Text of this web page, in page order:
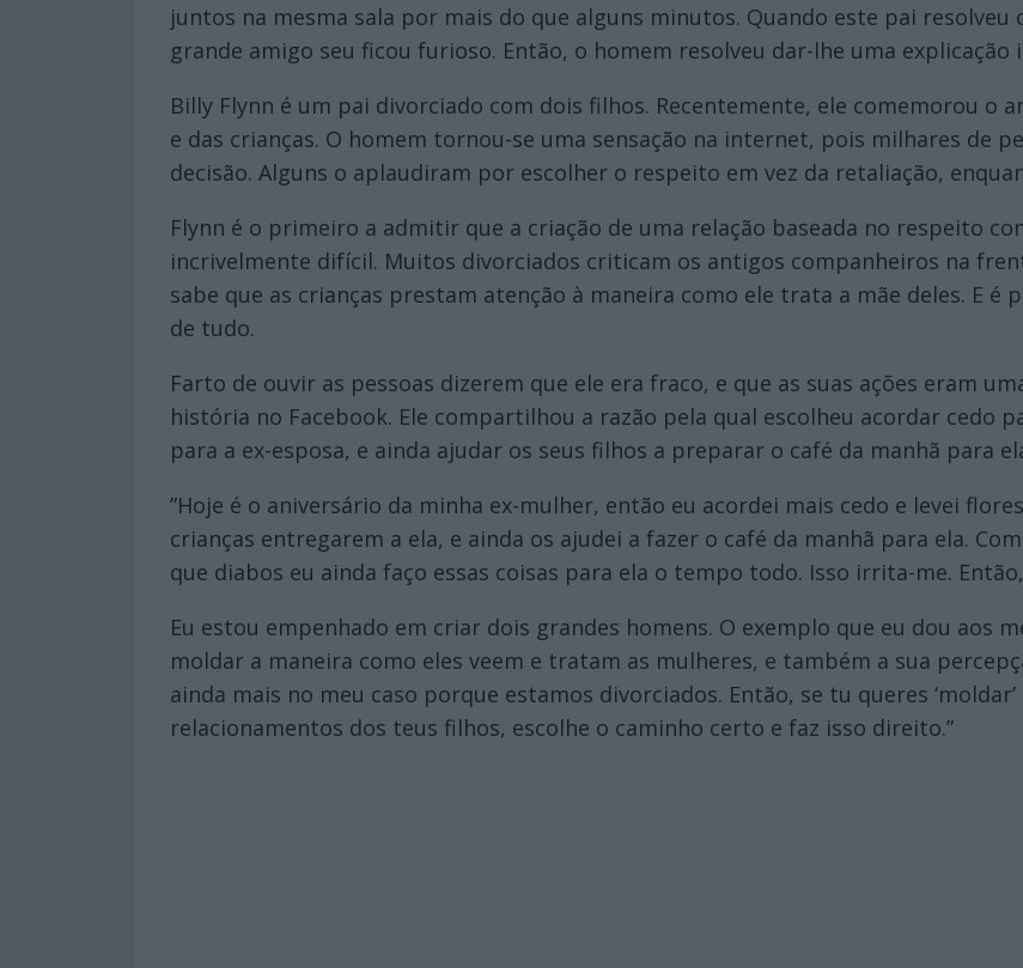
juntos na mesma sala por mais do que alguns minutos. Quando este pai resolveu
grande amigo seu ficou furioso. Então, o homem resolveu dar-lhe uma explicação
Billy Flynn é um pai divorciado com dois filhos. Recentemente, ele comemorou o
e das crianças. O homem tornou-se uma sensação na internet, pois milhares de
decisão. Alguns o aplaudiram por escolher o respeito em vez da retaliação,
Flynn é o primeiro a admitir que a criação de uma relação baseada no respeito
incrivelmente difícil. Muitos divorciados criticam os antigos companheiros na
sabe que as crianças prestam atenção à maneira como ele trata a mãe deles. E
de tudo.
Farto de ouvir as pessoas dizerem que ele era fraco, e que as suas ações eram
história no Facebook. Ele compartilhou a razão pela qual escolheu acordar cedo
para a ex-esposa, e ainda ajudar os seus filhos a preparar o café da manhã para
”Hoje é o aniversário da minha ex-mulher, então eu acordei mais cedo e levei
crianças entregarem a ela, e ainda os ajudei a fazer o café da manhã para ela.
que diabos eu ainda faço essas coisas para ela o tempo todo. Isso irrita-me.
Eu estou empenhado em criar dois grandes homens. O exemplo que eu dou aos
moldar a maneira como eles veem e tratam as mulheres, e também a sua
ainda mais no meu caso porque estamos divorciados. Então, se tu queres
relacionamentos dos teus filhos, escolhe o caminho certo e faz isso direito.”